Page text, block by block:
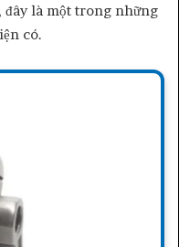
đây là một trong những
có.